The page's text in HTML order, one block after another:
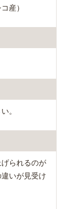
産）
。
られるのが
いが見受け